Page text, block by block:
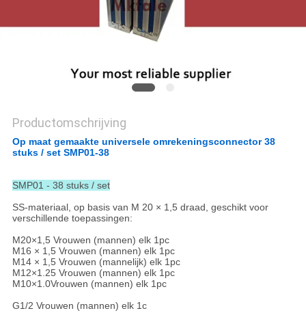
Productomschrijving
Op maat gemaakte universele omrekeningsconnector 38
stuks / set SMP01-38
SMP01 - 38 stuks / set
SS-materiaal, op basis van M 20 × 1,5 draad, geschikt voor
verschillende toepassingen:
M20×1,5 Vrouwen (mannen) elk 1pc
M16 × 1,5 Vrouwen (mannen) elk 1pc
M14 × 1,5 Vrouwen (mannelijk) elk 1pc
M12×1.25 Vrouwen (mannen) elk 1pc
M10×1.0Vrouwen (mannen) elk 1pc
G1/2 Vrouwen (mannen) elk 1c